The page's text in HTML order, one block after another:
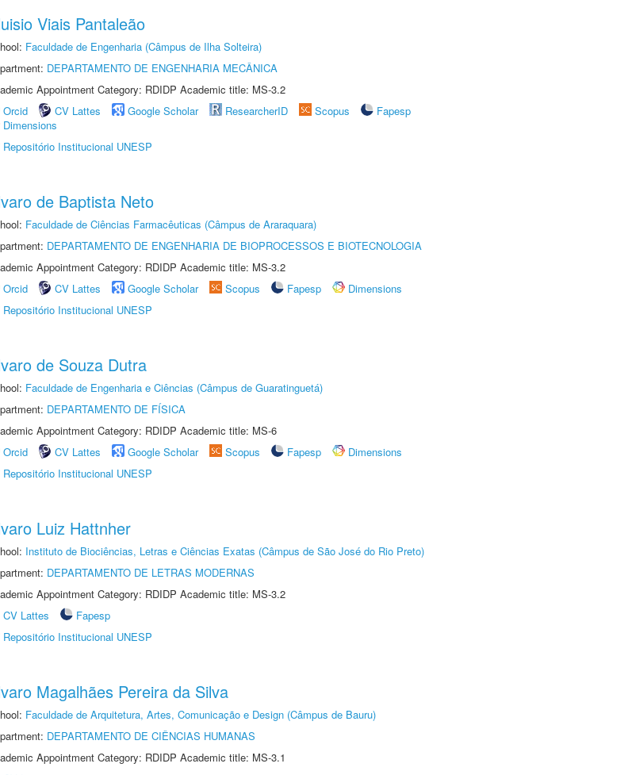
Viais Pantaleão
Faculdade de Engenharia (Câmpus de Ilha Solteira)
DEPARTAMENTO DE ENGENHARIA MECÂNICA
Appointment Category: RDIDP Academic title: MS-3.2
Orcid
CV Lattes Google Scholar ResearcherID Scopus
Fapesp
Dimensions
Repositório Institucional UNESP
de Baptista Neto
Faculdade de Ciências Farmacêuticas (Câmpus de Araraquara)
DEPARTAMENTO DE ENGENHARIA DE BIOPROCESSOS E BIOTECNOLOGIA
Appointment Category: RDIDP Academic title: MS-3.2
Orcid
CV Lattes Google Scholar Scopus Fapesp
Dimensions
Repositório Institucional UNESP
de Souza Dutra
Faculdade de Engenharia e Ciências (Câmpus de Guaratinguetá)
DEPARTAMENTO DE FÍSICA
Appointment Category: RDIDP Academic title: MS-6
Orcid
CV Lattes Google Scholar Scopus Fapesp
Dimensions
Repositório Institucional UNESP
Luiz Hattnher
Instituto de Biociências, Letras e Ciências Exatas (Câmpus de São José do Rio Preto)
DEPARTAMENTO DE LETRAS MODERNAS
Appointment Category: RDIDP Academic title: MS-3.2
CV Lattes
Fapesp
Repositório Institucional UNESP
Magalhães Pereira da Silva
Faculdade de Arquitetura, Artes, Comunicação e Design (Câmpus de Bauru)
DEPARTAMENTO DE CIÊNCIAS HUMANAS
Appointment Category: RDIDP Academic title: MS-3.1